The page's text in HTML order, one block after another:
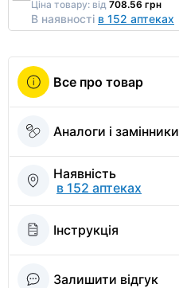
Ціна товару: від 708.56 грн
В наявності в 152 аптеках
Все про товар
Аналоги і замінники
Наявність
в 152 аптеках
Інструкція
Залишити відгук